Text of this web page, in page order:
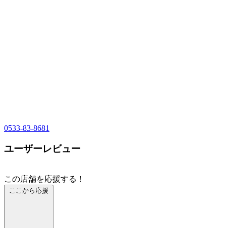
0533-83-8681
ユーザーレビュー
この店舗を応援する！
ここから応援